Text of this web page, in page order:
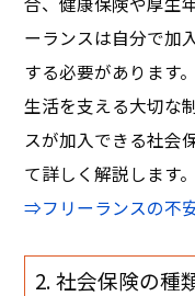
ーランスは自分で加
する必要があります
生活を支える大切な
スが加入できる社会
て詳しく解説します。
⇒フリーランスの不
2. 社会保険の種